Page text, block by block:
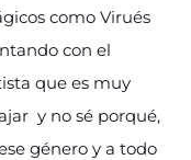
como Virués
con el
que es muy
y no sé porqué,
género y a todo